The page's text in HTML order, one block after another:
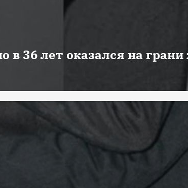
в 36 лет оказался на